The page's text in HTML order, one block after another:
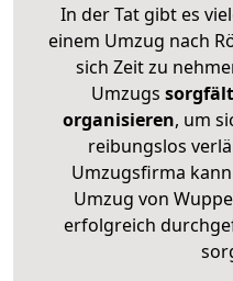
In der Tat gibt es
einem Umzug nach
sich Zeit zu
Umzugs
organisieren, um
reibungslos
Umzugsfirma
Umzug von
erfolgreich